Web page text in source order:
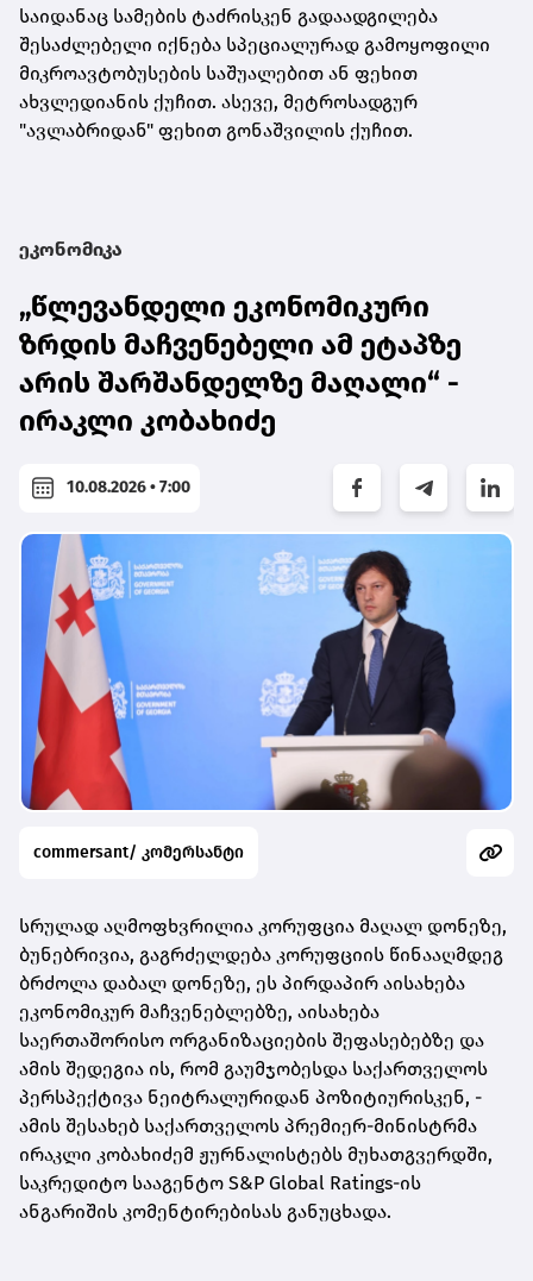
საიდანაც სამების ტაძრისკენ გადაადგილება
შესაძლებელი იქნება სპეციალურად გამოყოფილი
მიკროავტობუსების საშუალებით ან ფეხით
ახვლედიანის ქუჩით. ასევე, მეტროსადგურ
"ავლაბრიდან" ფეხით გონაშვილის ქუჩით.
ეკონომიკა
„წლევანდელი ეკონომიკური
ზრდის მაჩვენებელი ამ ეტაპზე
არის შარშანდელზე მაღალი“ -
ირაკლი კობახიძე
10.08.2026 • 7:00
commersant/ კომერსანტი
სრულად აღმოფხვრილია კორუფცია მაღალ დონეზე,
ბუნებრივია, გაგრძელდება კორუფციის წინააღმდეგ
ბრძოლა დაბალ დონეზე, ეს პირდაპირ აისახება
ეკონომიკურ მაჩვენებლებზე, აისახება
საერთაშორისო ორგანიზაციების შეფასებებზე და
ამის შედეგია ის, რომ გაუმჯობესდა საქართველოს
პერსპექტივა ნეიტრალურიდან პოზიტიურისკენ, -
ამის შესახებ საქართველოს პრემიერ-მინისტრმა
ირაკლი კობახიძემ ჟურნალისტებს მუხათგვერდში,
საკრედიტო სააგენტო S&P Global Ratings-ის
ანგარიშის კომენტირებისას განუცხადა.